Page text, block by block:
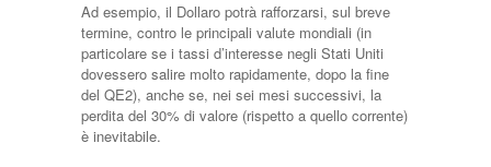
Ad esempio, il Dollaro potrà rafforzarsi, sul breve
termine, contro le principali valute mondiali (in
particolare se i tassi d’interesse negli Stati Uniti
dovessero salire molto rapidamente, dopo la fine
del QE2), anche se, nei sei mesi successivi, la
perdita del 30% di valore (rispetto a quello corrente)
è inevitabile.